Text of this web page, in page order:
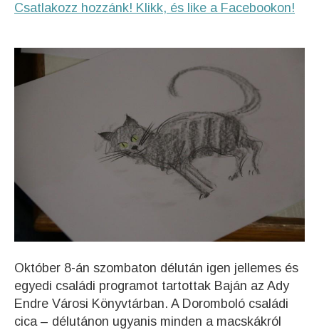
Csatlakozz hozzánk! Klikk, és like a Facebookon!
Október 8-án szombaton délután igen jellemes és
egyedi családi programot tartottak Baján az Ady
Endre Városi Könyvtárban. A Doromboló családi
cica – délutánon ugyanis minden a macskákról